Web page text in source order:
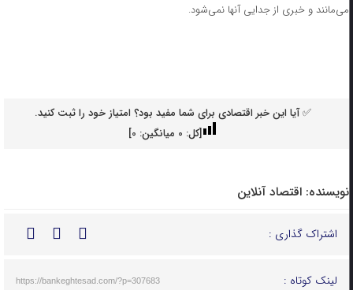
می‌مانند و خبری از جدایی آنها نمی‌شود.
✅ آیا این خبر اقتصادی برای شما مفید بود؟ امتیاز خود را ثبت کنید.
[کل: 0میانگین: 0
]
نویسنده: اقتصاد آنلاین
اشتراک گذاری :
لینک کوتاه : https://bankeghtesad.com/?p=307683